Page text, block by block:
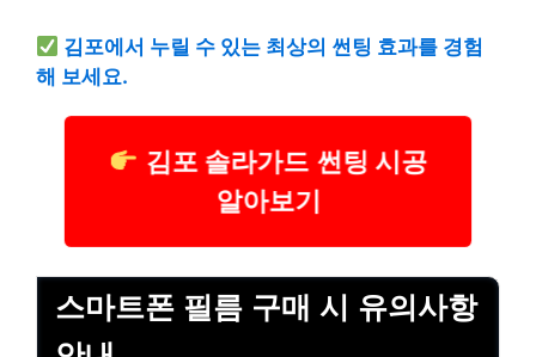
김포에서 누릴 수 있는 최상의 썬팅 효과를 경험
해 보세요.
김포 솔라가드 썬팅 시공
알아보기
스마트폰 필름 구매 시 유의사항